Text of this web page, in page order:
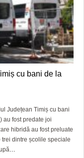
cu bani de la
Județean Timiș cu bani
au fost predate joi
hibridă au fost preluate
dintre școlile speciale
…